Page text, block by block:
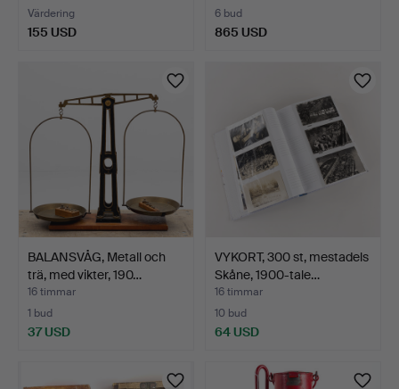
Värdering
155 USD
6 bud
865 USD
BALANSVÅG, Metall och
trä, med vikter, 190…
16 timmar
1 bud
37 USD
VYKORT, 300 st, mestadels
Skåne, 1900-tale…
16 timmar
10 bud
64 USD